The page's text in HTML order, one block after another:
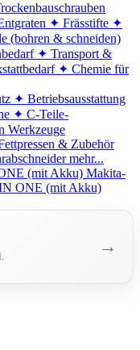
✦ Frässtifte ✦
(bohren & schneiden)
✦ Transport &
✦ Chemie für
✦ Betriebsausstattung
✦ C-Teile-
Werkzeuge
& Zubehör
mehr...
(mit Akku) Makita-
ONE (mit Akku)
→